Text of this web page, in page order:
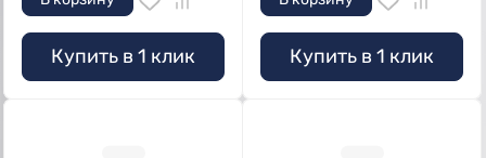
Купить в 1 клик Купить в 1 клик